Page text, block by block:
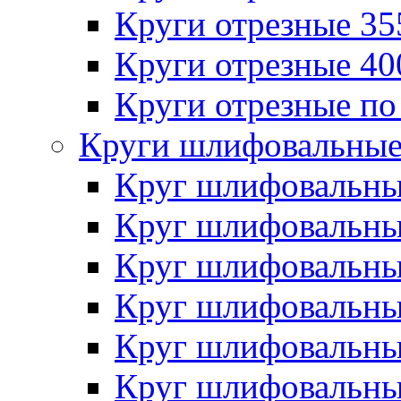
Круги отрезные
Круги отрезные
Круги отрезные
Круги
Круг
Круг
Круг
Круг
Круг
Круг